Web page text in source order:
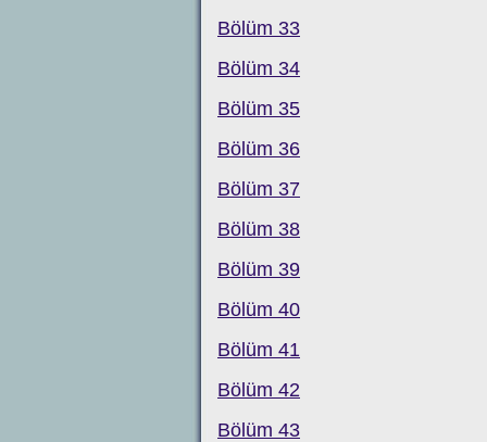
Bölüm 33
Bölüm 34
Bölüm 35
Bölüm 36
Bölüm 37
Bölüm 38
Bölüm 39
Bölüm 40
Bölüm 41
Bölüm 42
Bölüm 43